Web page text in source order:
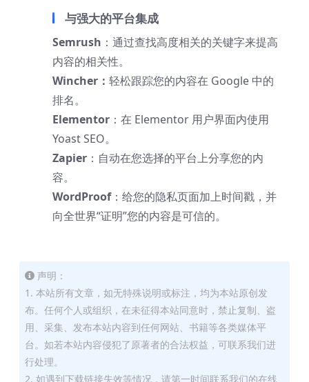
与强大的平台集成
Semrush ：通过查找高度相关的关键字来提高
内容的相关性。
Wincher： 轻松跟踪您的内容在 Google 中的
排名。
Elementor ：在 Elementor 用户界面内使用
Yoast SEO。
Zapier ：自动在您选择的平台上分享您的内
容。
WordProof：给您的隐私页面加上时间戳，并
向全世界“证明”您的内容是可信的。
声明：
1. 本站所有文章，如无特殊说明或标注，均为本站原创发
布。任何个人或组织，在未征得本站同意时，禁止复制、盗
用、采集、发布本站内容到任何网站、书籍等各类媒体平
台。如若本站内容侵犯了原著者的合法权益，可联系我们进
行处理。
2. 如遇到下载链接失效等情况，请第一时间联系我们的在线